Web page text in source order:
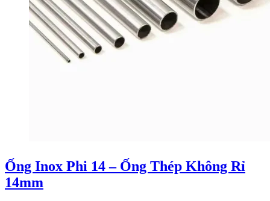
Ống Inox Phi 14 – Ống Thép Không Rỉ
14mm